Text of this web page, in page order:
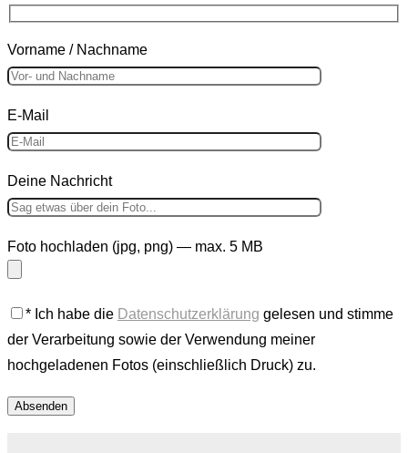
Vorname / Nachname
E-Mail
Deine Nachricht
Foto hochladen (jpg, png) — max. 5 MB
* Ich habe die Datenschutzerklärung gelesen und stimme
der Verarbeitung sowie der Verwendung meiner
hochgeladenen Fotos (einschließlich Druck) zu.